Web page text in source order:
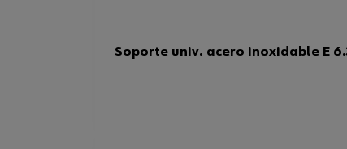
Soporte univ. acero inoxidable E